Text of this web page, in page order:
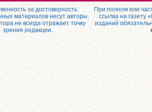
за достоверность
материалов несут авторы.
не всегда отражает точку
зрения редакции.
При полном или
ссылка на газету
изданий